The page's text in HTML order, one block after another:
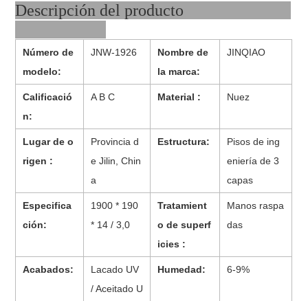
Descripción del producto
Número de
modelo:
JNW-1926
Nombre de
la marca:
JINQIAO
Calificació
n:
A B C Material : Nuez
Lugar de o
rigen :
Provincia d
e Jilin, Chin
a
Estructura:
Pisos de ing
eniería de 3
capas
Especifica
ción:
1900 * 190
* 14 / 3,0
Tratamient
o de superf
icies :
Manos raspa
das
Acabados:
Lacado UV
/ Aceitado U
Humedad: 6-9%